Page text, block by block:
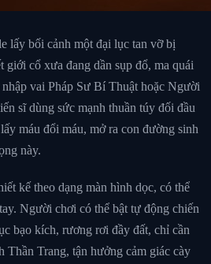
lấy bối cảnh một đại lục tan vỡ bị
giới cổ xưa đang dần sụp đổ, ma quái
vai Pháp Sư Bí Thuật hoặc Người
sĩ dùng sức mạnh thuần túy đối đầu
máu đổi máu, mở ra con đường sinh
này.
kế theo dạng màn hình dọc, có thể
Người chơi có thể bật tự động chiến
bạo kích, rương rơi đầy đất, chỉ cần
Thần Trang, tận hưởng cảm giác cày